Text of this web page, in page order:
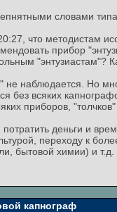
словами
что методистам
прибор
"энтузиастам"?
" не наблюдается. Но
без всяких
приборов,
деньги и
переходу к
бытовой химии) и т.д.
капнограф